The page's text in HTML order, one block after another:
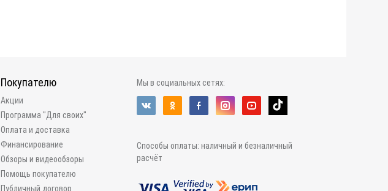
Покупателю
Акции
Программа "Для своих"
Оплата и доставка
Финансирование
Обзоры и видеообзоры
Помощь покупателю
Публичный договор
Мы в социальных сетях:
Способы оплаты: наличный и безналичный
расчёт